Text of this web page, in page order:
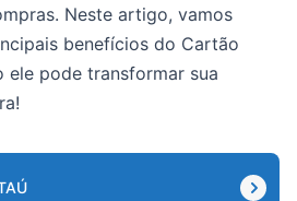
Neste artigo, vamos
benefícios do Cartão
ele pode transformar sua